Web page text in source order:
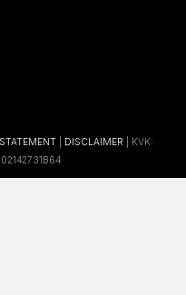
DISCLAIMER | KVK: